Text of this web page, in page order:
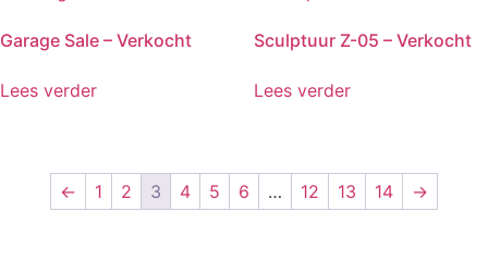
Garage Sale – Verkocht
Lees verder
Sculptuur Z-05 – Verkocht
Lees verder
← 1 2 3 4 5 6 … 12 13 14 →